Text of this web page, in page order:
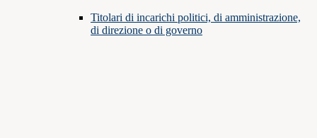
Titolari di incarichi politici, di amministrazione,
di direzione o di governo